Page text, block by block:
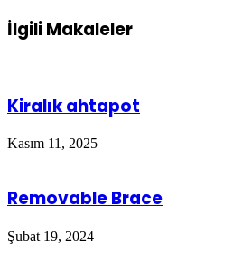
İlgili Makaleler
Kiralık ahtapot
Kasım 11, 2025
Removable Brace
Şubat 19, 2024